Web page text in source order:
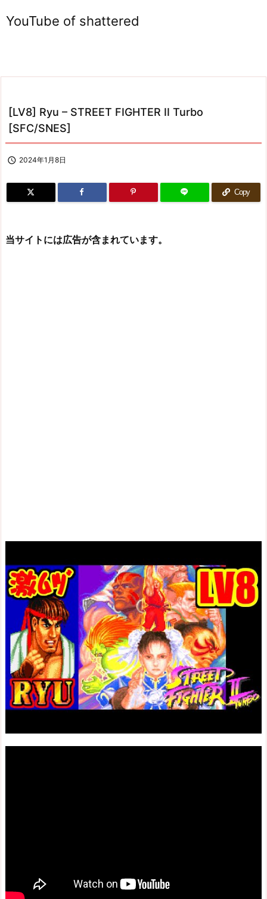
YouTube of shattered
[LV8] Ryu – STREET FIGHTER II Turbo
[SFC/SNES]
 2024年1月8日
Copy
当サイトには広告が含まれています。